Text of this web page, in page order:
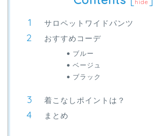
hide
サロペットワイドパンツ
おすすめコーデ
ブルー
ベージュ
ブラック
着こなしポイントは？
まとめ